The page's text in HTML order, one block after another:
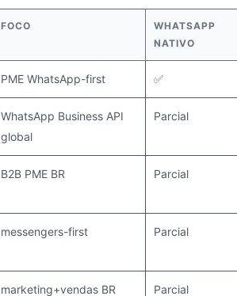
FOCO
WHATSAPP
NATIVO
PME WhatsApp-first ✅
WhatsApp Business API
global
Parcial
B2B PME BR Parcial
messengers-first Parcial
marketing+vendas BR Parcial